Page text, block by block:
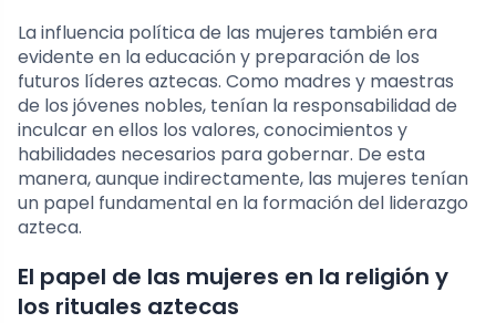
La influencia política de las mujeres también era
evidente en la educación y preparación de los
futuros líderes aztecas. Como madres y maestras
de los jóvenes nobles, tenían la responsabilidad de
inculcar en ellos los valores, conocimientos y
habilidades necesarios para gobernar. De esta
manera, aunque indirectamente, las mujeres tenían
un papel fundamental en la formación del liderazgo
azteca.
El papel de las mujeres en la religión y
los rituales aztecas